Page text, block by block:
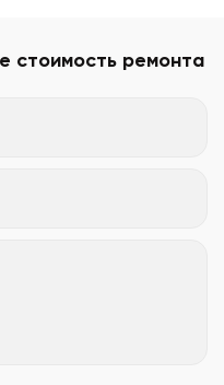
стоимость ремонта